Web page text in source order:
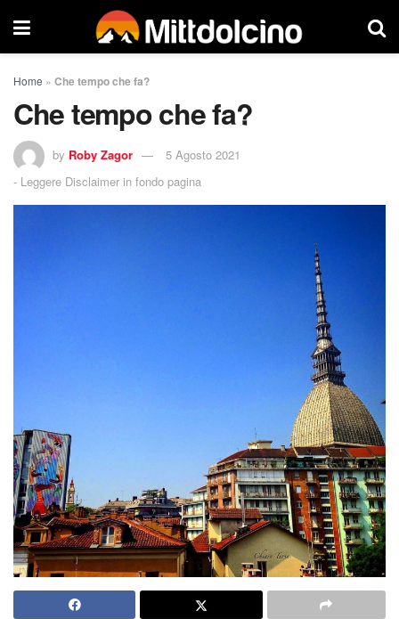
Home » Che tempo che fa?
Che tempo che fa?
by Roby Zagor
5 Agosto 2021
- Leggere Disclaimer in fondo pagina